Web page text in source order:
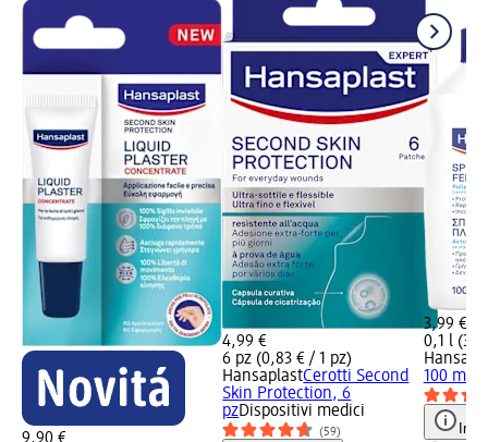
4,99 €
6 pz (0,83 € / 1 pz)
HansaplastCerotti Second
Skin Protection, 6
pzDispositivi medici
(59)
3,99 €
0,1 l
100 ml